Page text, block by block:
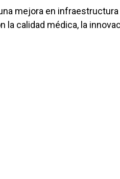
mejora en
la calidad médica, la